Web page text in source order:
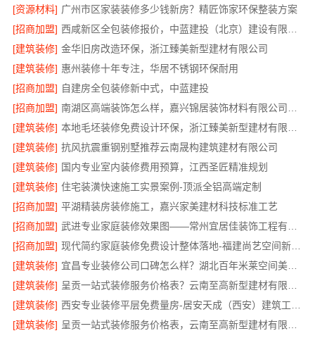
[资源材料] 广州市区家装装修多少钱新房？精匠饰家环保整装方案
[招商加盟]
[建筑装修] 金华旧房改造环保，浙江臻美新型建材有限公司
[建筑装修] 惠州装修十年专注，华居不锈钢环保耐用
[招商加盟] 自建房全包装修新中式，中蓝建投
[招商加盟]
[建筑装修]
[建筑装修] 抗风抗震重钢别墅推荐云南晟构建筑建材有限公司
[建筑装修] 国内专业室内装修费用预算，江西圣匠精准规划
[建筑装修] 住宅装潢快速施工实景案例-顶派全铝高端定制
[招商加盟] 平湖精装房装修施工，嘉兴家美建材科技标准工艺
[招商加盟]
[招商加盟]
现代简约家庭装修免费设计整体落地-福建尚艺空间新材料
[建筑装修]
宜昌专业装修公司口碑怎么样？湖北百年米莱空间美学装饰材料有限公司
[建筑装修]
[建筑装修]
[建筑装修]